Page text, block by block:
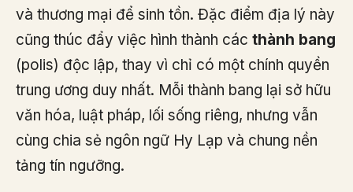
và thương mại để sinh tồn. Đặc điểm địa lý này
cũng thúc đẩy việc hình thành các thành bang
(polis) độc lập, thay vì chỉ có một chính quyền
trung ương duy nhất. Mỗi thành bang lại sở hữu
văn hóa, luật pháp, lối sống riêng, nhưng vẫn
cùng chia sẻ ngôn ngữ Hy Lạp và chung nền
tảng tín ngưỡng.